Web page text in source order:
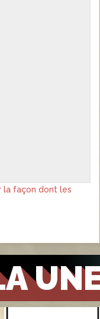
la façon dont les